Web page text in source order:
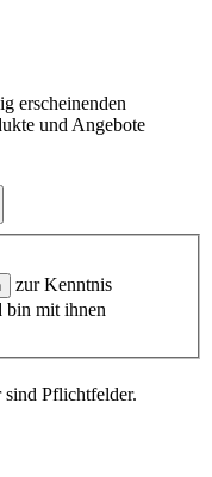
erscheinenden
und Angebote
zur Kenntnis
bin mit ihnen
Pflichtfelder.